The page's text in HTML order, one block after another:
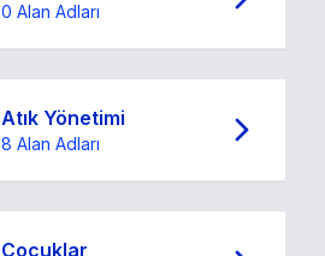
0 Alan Adları
Atık Yönetimi
8 Alan Adları
Çocuklar